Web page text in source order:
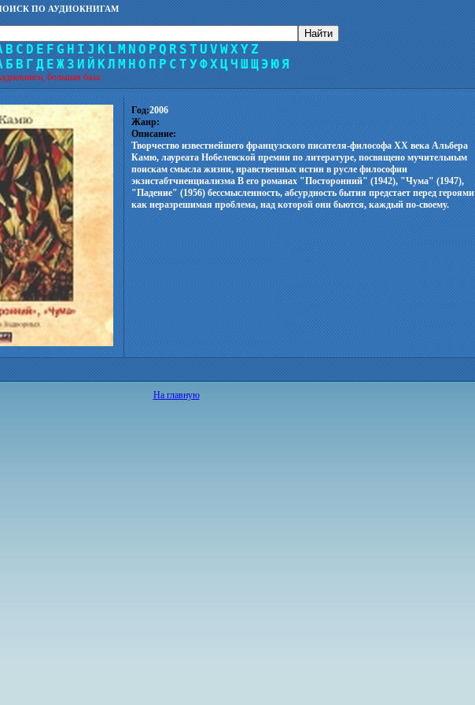
ПО АУДИОКНИГАМ
B C D E F G H I J K L M N O P Q R S T U V WXYZ
Б В Г Д Е Ж З И Й КЛ М Н О П Р С Т УФХ ЦЧ Ш Щ Э ЮЯ
большая база.
Год:2006
Жанр:
Описание:
Творчество известнейшего французского писателя-философа ХХ века Альбера
Камю, лауреата Нобелевской премии по литературе, посвящено мучительным
поискам смысла жизни, нравственных истин в русле философии
экзистабтчненциализма В его романах "Посторонний" (1942), "Чума" (1947),
"Падение" (1956) бессмысленность, абсурдность бытия предстает перед героями
как неразрешимая проблема, над которой они бьются, каждый по-своему.
На главную